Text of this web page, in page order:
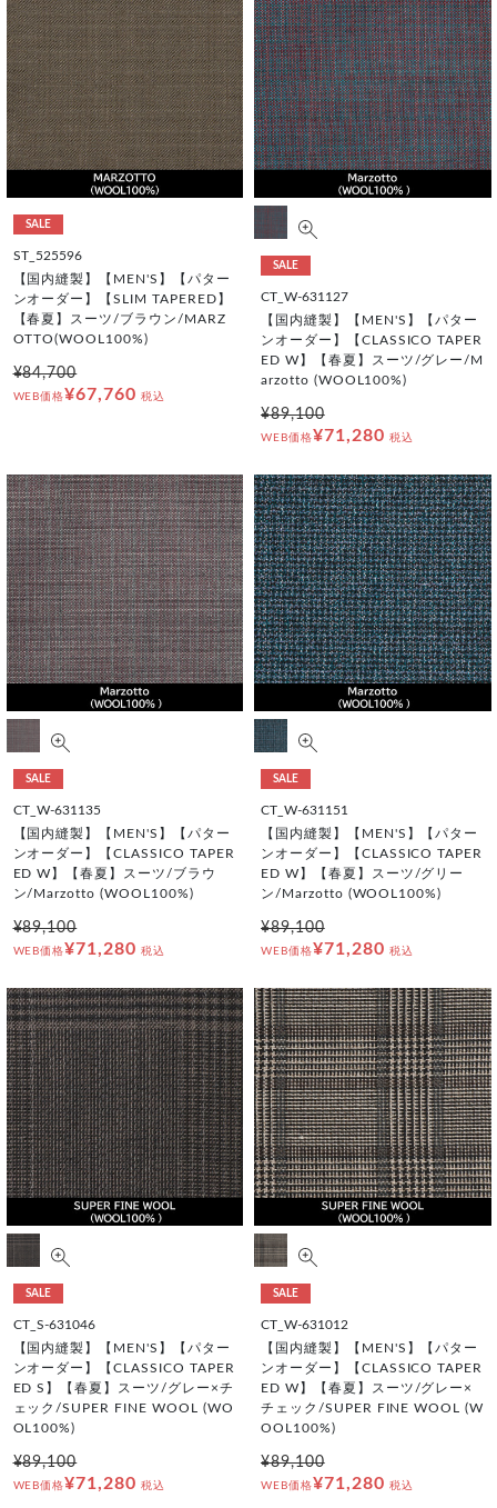
SALE
ST_525596
【国内縫製】【MEN'S】【パター
ンオーダー】【SLIM TAPERED】
【春夏】スーツ/ブラウン/MARZ
OTTO(WOOL100%)
¥84,700
WEB価格¥67,760 税込
SALE
CT_W-631127
【国内縫製】【MEN'S】【パター
ンオーダー】【CLASSICO TAPER
ED W】【春夏】スーツ/グレー/M
arzotto (WOOL100%)
¥89,100
WEB価格¥71,280 税込
SALE
CT_W-631135
【国内縫製】【MEN'S】【パター
ンオーダー】【CLASSICO TAPER
ED W】【春夏】スーツ/ブラウ
ン/Marzotto (WOOL100%)
¥89,100
WEB価格¥71,280 税込
SALE
CT_W-631151
【国内縫製】【MEN'S】【パター
ンオーダー】【CLASSICO TAPER
ED W】【春夏】スーツ/グリー
ン/Marzotto (WOOL100%)
¥89,100
WEB価格¥71,280 税込
SALE
CT_S-631046
【国内縫製】【MEN'S】【パター
ンオーダー】【CLASSICO TAPER
ED S】【春夏】スーツ/グレー×チ
ェック/SUPER FINE WOOL (WO
OL100%)
¥89,100
WEB価格¥71,280 税込
SALE
CT_W-631012
【国内縫製】【MEN'S】【パター
ンオーダー】【CLASSICO TAPER
ED W】【春夏】スーツ/グレー×
チェック/SUPER FINE WOOL (W
OOL100%)
¥89,100
WEB価格¥71,280 税込